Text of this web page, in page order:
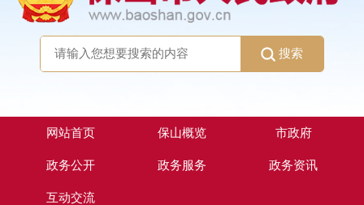
搜索
网站首页 保山概览 市政府
政务公开 政务服务 政务资讯
互动交流